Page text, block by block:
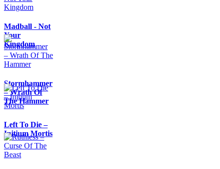
Madball - Not
Your
Kingdom
Stormhammer
– Wrath Of
The Hammer
Left To Die –
Initium Mortis